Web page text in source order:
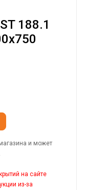
188.1
и может
на сайте
из-за